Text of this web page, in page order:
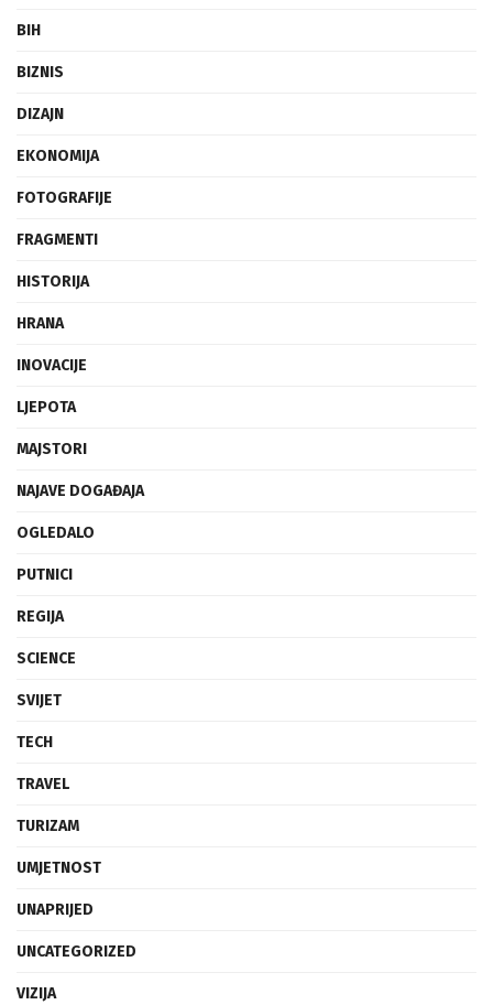
BIH
BIZNIS
DIZAJN
EKONOMIJA
FOTOGRAFIJE
FRAGMENTI
HISTORIJA
HRANA
INOVACIJE
LJEPOTA
MAJSTORI
NAJAVE DOGAĐAJA
OGLEDALO
PUTNICI
REGIJA
SCIENCE
SVIJET
TECH
TRAVEL
TURIZAM
UMJETNOST
UNAPRIJED
UNCATEGORIZED
VIZIJA